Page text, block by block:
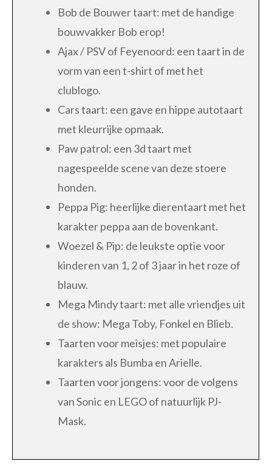
Bob de Bouwer taart: met de handige
bouwvakker Bob erop!
Ajax / PSV of Feyenoord: een taart in de
vorm van een t-shirt of met het
clublogo.
Cars taart: een gave en hippe autotaart
met kleurrijke opmaak.
Paw patrol: een 3d taart met
nagespeelde scene van deze stoere
honden.
Peppa Pig: heerlijke dierentaart met het
karakter peppa aan de bovenkant.
Woezel & Pip: de leukste optie voor
kinderen van 1, 2 of 3 jaar in het roze of
blauw.
Mega Mindy taart: met alle vriendjes uit
de show: Mega Toby, Fonkel en Blieb.
Taarten voor meisjes: met populaire
karakters als Bumba en Arielle.
Taarten voor jongens: voor de volgens
van Sonic en LEGO of natuurlijk PJ-
Mask.